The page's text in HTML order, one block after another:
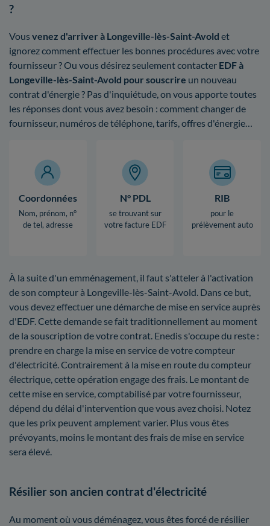
?
Vous venez d'arriver à Longeville-lès-Saint-Avold et
ignorez comment effectuer les bonnes procédures avec votre
fournisseur ? Ou vous désirez seulement contacter EDF à
Longeville-lès-Saint-Avold pour souscrire un nouveau
contrat d'énergie ? Pas d'inquiétude, on vous apporte toutes
les réponses dont vous avez besoin : comment changer de
fournisseur, numéros de téléphone, tarifs, offres d'énergie…
Coordonnées
Nom, prénom, n°
de tel, adresse
N° PDL
se trouvant sur
votre facture EDF
RIB
pour le
prélèvement auto
À la suite d'un emménagement, il faut s'atteler à l'activation
de son compteur à Longeville-lès-Saint-Avold. Dans ce but,
vous devez effectuer une démarche de mise en service auprès
d'EDF. Cette demande se fait traditionnellement au moment
de la souscription de votre contrat. Enedis s'occupe du reste :
prendre en charge la mise en service de votre compteur
d'électricité. Contrairement à la mise en route du compteur
électrique, cette opération engage des frais. Le montant de
cette mise en service, comptabilisé par votre fournisseur,
dépend du délai d'intervention que vous avez choisi. Notez
que les prix peuvent amplement varier. Plus vous êtes
prévoyants, moins le montant des frais de mise en service
sera élevé.
Résilier son ancien contrat d'électricité
Au moment où vous déménagez, vous êtes forcé de résilier